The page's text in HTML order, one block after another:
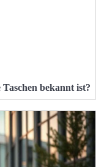
bekannt ist?